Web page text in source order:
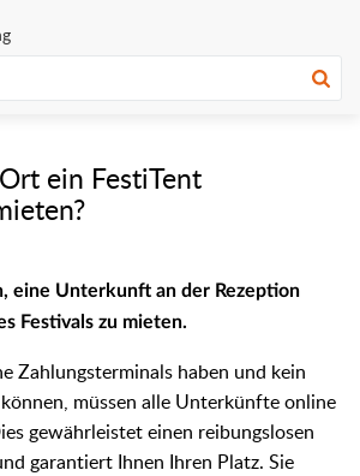
ein FestiTent
eine Unterkunft an der Rezeption
Festivals zu mieten.
Zahlungsterminals haben und kein
müssen alle Unterkünfte online
gewährleistet einen reibungslosen
garantiert Ihnen Ihren Platz. Sie